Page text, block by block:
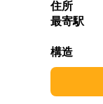
住所
最寄駅
構造